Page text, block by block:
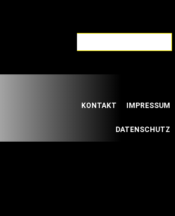
KONTAKT IMPRESSUM
DATENSCHUTZ